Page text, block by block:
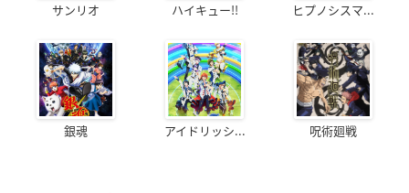
サンリオ ハイキュー!! ヒプノシスマ...
銀魂 アイドリッシ... 呪術廻戦